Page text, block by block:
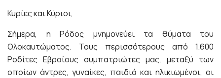
Κυρίες και Κύριοι,
Σήμερα, η Ρόδος μνημονεύει τα θύματα του
Ολοκαυτώματος. Τους περισσότερους από 1.600
Ροδίτες Εβραίους συμπατριώτες μας, μεταξύ των
οποίων άντρες, γυναίκες, παιδιά και ηλικιωμένοι, οι